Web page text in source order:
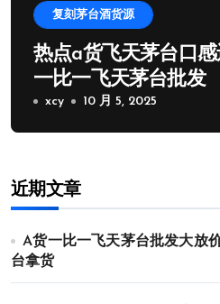
复刻茅台酒货源
热点a货飞天茅台口
一比一飞天茅台批发
xcy 10 月 5, 2025
近期文章
A货一比一飞天茅台批发大放
台拿货